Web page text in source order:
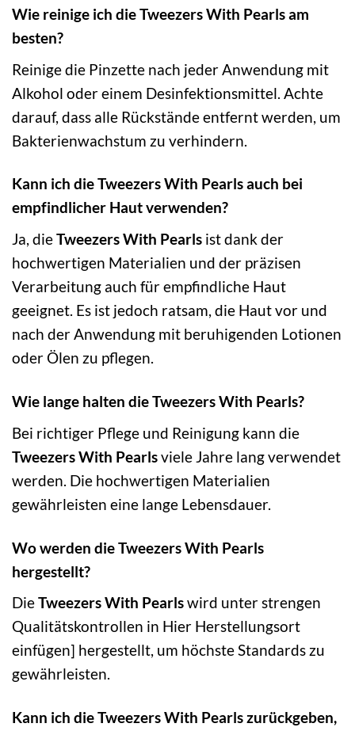
Wie reinige ich die Tweezers With Pearls am
besten?
Reinige die Pinzette nach jeder Anwendung mit
Alkohol oder einem Desinfektionsmittel. Achte
darauf, dass alle Rückstände entfernt werden, um
Bakterienwachstum zu verhindern.
Kann ich die Tweezers With Pearls auch bei
empfindlicher Haut verwenden?
Ja, dieTweezers With Pearls ist dank der
hochwertigen Materialien und der präzisen
Verarbeitung auch für empfindliche Haut
geeignet. Es ist jedoch ratsam, die Haut vor und
nach der Anwendung mit beruhigenden Lotionen
oder Ölen zu pflegen.
Wie lange halten die Tweezers With Pearls?
Bei richtiger Pflege und Reinigung kann die
Tweezers With Pearlsviele Jahre lang verwendet
werden. Die hochwertigen Materialien
gewährleisten eine lange Lebensdauer.
Wo werden die Tweezers With Pearls
hergestellt?
DieTweezers With Pearlswird unter strengen
Qualitätskontrollen in Hier Herstellungsort
einfügen] hergestellt, um höchste Standards zu
gewährleisten.
Kann ich die Tweezers With Pearls zurückgeben,